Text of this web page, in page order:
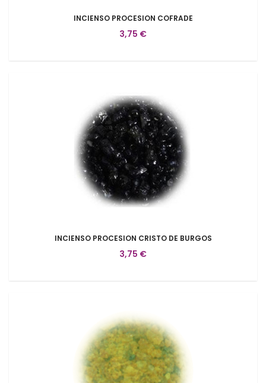
INCIENSO PROCESION COFRADE
3,75 €
INCIENSO PROCESION CRISTO DE BURGOS
3,75 €